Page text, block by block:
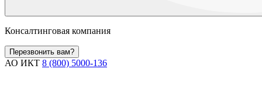
Консалтинговая компания
Перезвонить вам?
АО ИКТ 8 (800) 5000-136